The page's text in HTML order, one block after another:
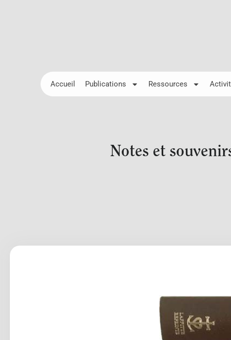
Accueil Publications Ressources
Notes et